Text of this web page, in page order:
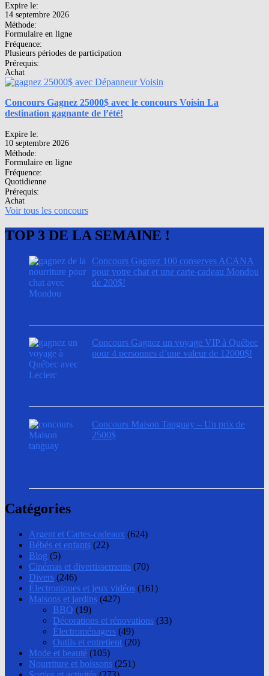
Expire le:
14 septembre 2026
Méthode:
Formulaire en ligne
Fréquence:
Plusieurs périodes de participation
Prérequis:
Achat
Concours Gagnez 25000$ avec le concours Voisin La
destination gagnante de l’été!
Expire le:
10 septembre 2026
Méthode:
Formulaire en ligne
Fréquence:
Quotidienne
Prérequis:
Achat
Voir tous les concours
TOP 3 DE LA SEMAINE !
Concours Gagnez 100 conserves ACANA
pour votre chat et une carte-cadeau Mondou
de 200$!
Concours Gagnez un voyage VIP à Québec
pour 4 personnes d’une valeur de 12000$!
Concours Maison Tanguay – Un prix de
2500$
Catégories
Argent et Cartes-cadeaux (624)
Bébés et enfants (22)
Blog (5)
Cinémas et divertissements (70)
Divers (246)
Électroniques et jeux vidéos (161)
Maisons et jardins (427)
BBQ (19)
Décorations et rénovations (33)
Électroménagers (49)
Outils et entretient (20)
Mode et beauté (105)
Nourriture et boissons (251)